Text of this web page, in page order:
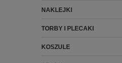
NAKLEJKI
TORBY I PLECAKI
KOSZULE